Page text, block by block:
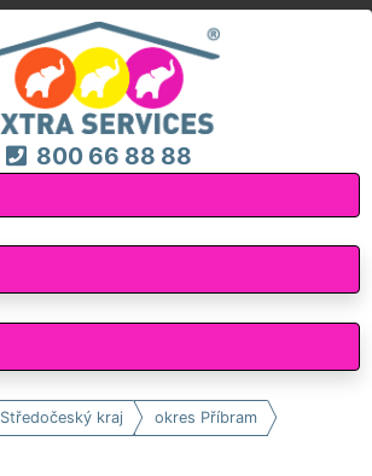
800 66 88 88
Středočeský kraj okres Příbram